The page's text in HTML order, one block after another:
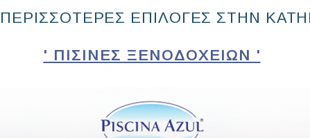
ΕΠΙΛΟΓΕΣ ΣΤΗΝ
' ΠΙΣΊΝΕΣ ΞΕΝΟΔΟΧΕΊΩΝ '